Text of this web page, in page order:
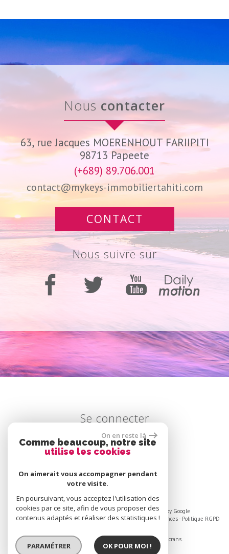
nous contacter
63, rue Jacques MOERENHOUT FARIIPITI
98713 Papeete
(+689) 89.706.001
contact@mykeys-immobiliertahiti.com
CONTACT
nous suivre sur
se connecter
Espace propriétaire
© 2026 | Tous droits réservés | Traduction powered by Google
Plan du site-Mentions légales-Liens- Admin-Toutes nos annonces- Politique RGPD
un seul site adaptable à tous les types d'écrans.
On en reste là
Comme beaucoup, notre site
utilise les cookies
On aimerait vous accompagner pendant
votre visite.
En poursuivant, vous acceptez l'utilisation des
cookies par ce site, afin de vous proposer des
contenus adaptés et réaliser des statistiques !
PARAMÉTRER OK POUR MOI !